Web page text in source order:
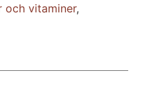
och vitaminer,